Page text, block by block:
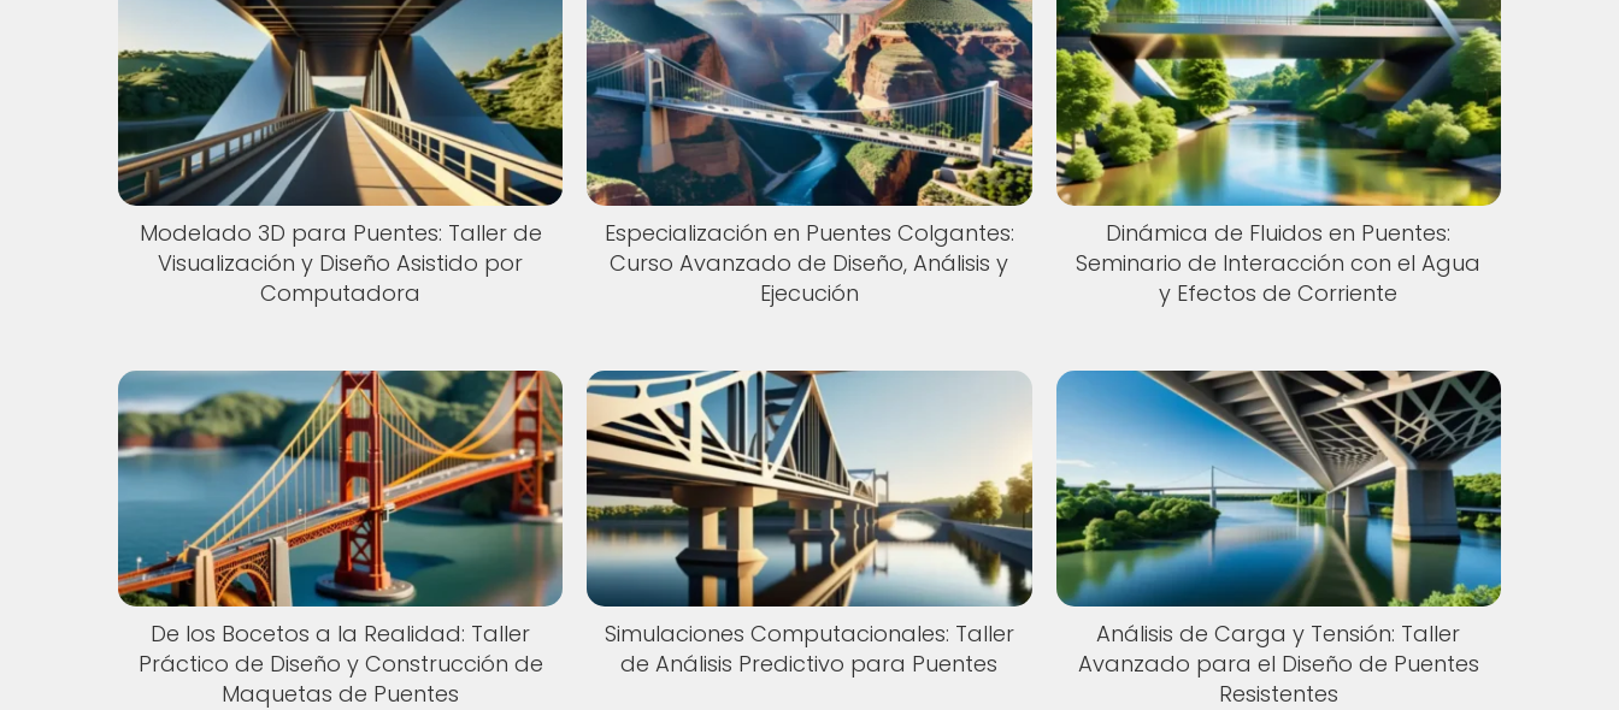
Modelado 3D para Puentes: Taller de
Visualización y Diseño Asistido por
Computadora
Especialización en Puentes Colgantes:
Curso Avanzado de Diseño, Análisis y
Ejecución
Dinámica de Fluidos en Puentes:
Seminario de Interacción con el Agua
y Efectos de Corriente
De los Bocetos a la Realidad: Taller
Práctico de Diseño y Construcción de
Maquetas de Puentes
Simulaciones Computacionales: Taller
de Análisis Predictivo para Puentes
Análisis de Carga y Tensión: Taller
Avanzado para el Diseño de Puentes
Resistentes